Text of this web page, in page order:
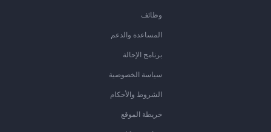
وظائف
المساعدة والدعم
برنامج الإحالة
سياسة الخصوصية
الشروط والأحكام
خريطة الموقع